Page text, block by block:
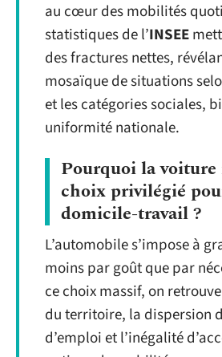
au cœur des mobilités
statistiques de l’INSEE
des fractures nettes,
mosaïque de situations
et les catégories sociales,
uniformité nationale.
Pourquoi la voiture
choix privilégié
domicile-travail ?
L’automobile s’impose à
moins par goût que par
ce choix massif, on
du territoire, la dispersion
d’emploi et l’inégalité